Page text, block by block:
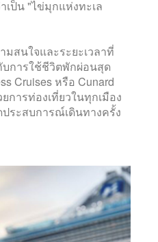
เป็น "ไข่มุกแห่งทะเล
มสนใจและระยะเวลาที่
บการใช้ชีวิตพักผ่อนสุด
Cruises หรือ Cunard
การท่องเที่ยวในทุกเมือง
ระสบการณ์เดินทางครั้ง